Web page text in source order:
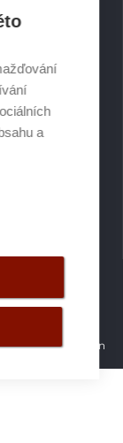
a
Žalud Design